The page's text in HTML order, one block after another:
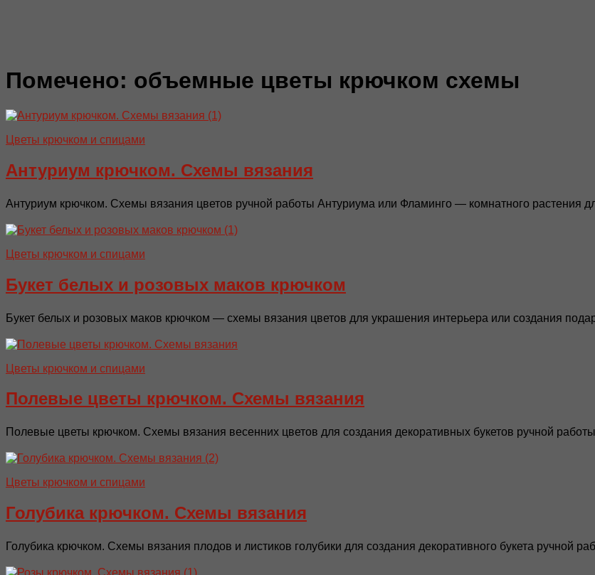
Помечено: объемные цветы крючком схемы
Цветы крючком и спицами
Антуриум крючком. Схемы вязания
Антуриум крючком. Схемы вязания цветов ручной работы Антуриума или Фламинго — комнатного растения
Цветы крючком и спицами
Букет белых и розовых маков крючком
Букет белых и розовых маков крючком — схемы вязания цветов для украшения интерьера или создания
Цветы крючком и спицами
Полевые цветы крючком. Схемы вязания
Полевые цветы крючком. Схемы вязания весенних цветов для создания декоративных букетов ручной
Цветы крючком и спицами
Голубика крючком. Схемы вязания
Голубика крючком. Схемы вязания плодов и листиков голубики для создания декоративного букета ручной